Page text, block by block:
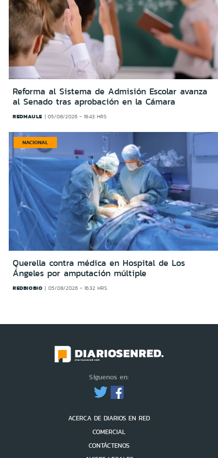
Reforma al Sistema de Admisión Escolar avanza
al Senado tras aprobación en la Cámara
REDMAULE 05/08/2026 - 18:43 HRS
NACIONAL
Querella contra médica en Hospital de Los
Ángeles por amputación múltiple
REDBIOBIO 05/08/2026 - 16:32 HRS
Síguenos en:
ACERCA DE DIARIOS EN RED
COMERCIAL
CONTÁCTENOS